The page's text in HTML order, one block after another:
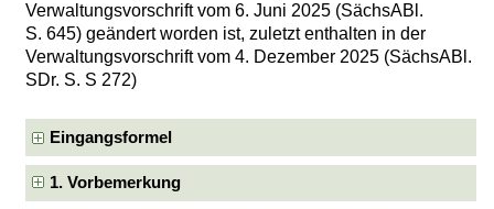
Verwaltungsvorschrift vom 6. Juni 2025 (SächsABl.
S. 645) geändert worden ist, zuletzt enthalten in der
Verwaltungsvorschrift vom 4. Dezember 2025 (SächsABl.
SDr. S. S 272)
Eingangsformel
1. Vorbemerkung